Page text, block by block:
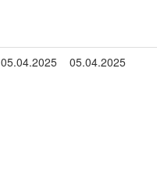
05.04.2025 05.04.2025